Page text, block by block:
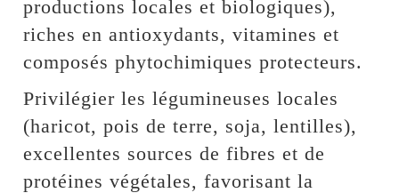
productions locales et biologiques),
riches en antioxydants, vitamines et
composés phytochimiques protecteurs.
Privilégier les légumineuses locales
(haricot, pois de terre, soja, lentilles),
excellentes sources de fibres et de
protéines végétales, favorisant la